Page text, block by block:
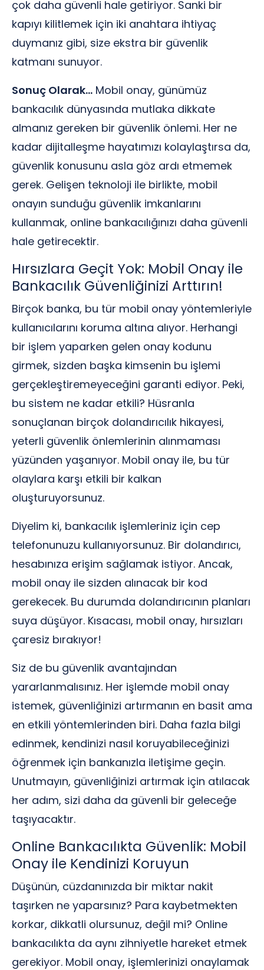
çok daha güvenli hale getiriyor. Sanki bir
kapıyı kilitlemek için iki anahtara ihtiyaç
duymanız gibi, size ekstra bir güvenlik
katmanı sunuyor.
Sonuç Olarak… Mobil onay, günümüz
bankacılık dünyasında mutlaka dikkate
almanız gereken bir güvenlik önlemi. Her ne
kadar dijitalleşme hayatımızı kolaylaştırsa da,
güvenlik konusunu asla göz ardı etmemek
gerek. Gelişen teknoloji ile birlikte, mobil
onayın sunduğu güvenlik imkanlarını
kullanmak, online bankacılığınızı daha güvenli
hale getirecektir.
Hırsızlara Geçit Yok: Mobil Onay ile
Bankacılık Güvenliğinizi Arttırın!
Birçok banka, bu tür mobil onay yöntemleriyle
kullanıcılarını koruma altına alıyor. Herhangi
bir işlem yaparken gelen onay kodunu
girmek, sizden başka kimsenin bu işlemi
gerçekleştiremeyeceğini garanti ediyor. Peki,
bu sistem ne kadar etkili? Hüsranla
sonuçlanan birçok dolandırıcılık hikayesi,
yeterli güvenlik önlemlerinin alınmaması
yüzünden yaşanıyor. Mobil onay ile, bu tür
olaylara karşı etkili bir kalkan
oluşturuyorsunuz.
Diyelim ki, bankacılık işlemleriniz için cep
telefonunuzu kullanıyorsunuz. Bir dolandırıcı,
hesabınıza erişim sağlamak istiyor. Ancak,
mobil onay ile sizden alınacak bir kod
gerekecek. Bu durumda dolandırıcının planları
suya düşüyor. Kısacası, mobil onay, hırsızları
çaresiz bırakıyor!
Siz de bu güvenlik avantajından
yararlanmalısınız. Her işlemde mobil onay
istemek, güvenliğinizi artırmanın en basit ama
en etkili yöntemlerinden biri. Daha fazla bilgi
edinmek, kendinizi nasıl koruyabileceğinizi
öğrenmek için bankanızla iletişime geçin.
Unutmayın, güvenliğinizi artırmak için atılacak
her adım, sizi daha da güvenli bir geleceğe
taşıyacaktır.
Online Bankacılıkta Güvenlik: Mobil
Onay ile Kendinizi Koruyun
Düşünün, cüzdanınızda bir miktar nakit
taşırken ne yaparsınız? Para kaybetmekten
korkar, dikkatli olursunuz, değil mi? Online
bankacılıkta da aynı zihniyetle hareket etmek
gerekiyor. Mobil onay, işlemlerinizi onaylamak